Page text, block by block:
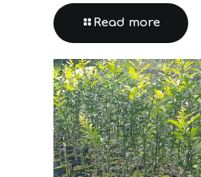
Read more